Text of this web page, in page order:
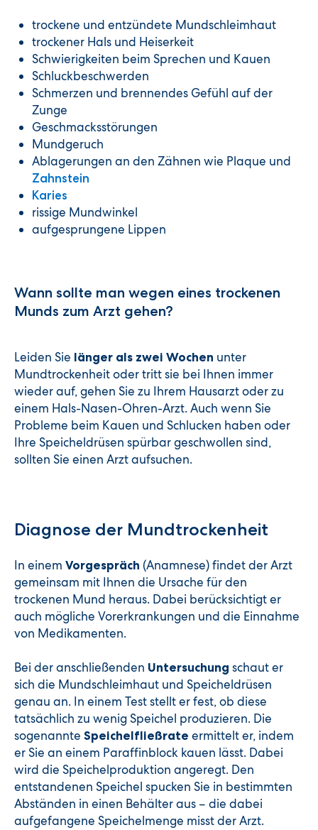
trockene und entzündete Mundschleimhaut
trockener Hals und Heiserkeit
Schwierigkeiten beim Sprechen und Kauen
Schluckbeschwerden
Schmerzen und brennendes Gefühl auf der
Zunge
Geschmacksstörungen
Mundgeruch
Ablagerungen an den Zähnen wie Plaque und
Zahnstein
Karies
rissige Mundwinkel
aufgesprungene Lippen
Wann sollte man wegen eines trockenen
Munds zum Arzt gehen?
Leiden Sie länger als zwei Wochen unter
Mundtrockenheit oder tritt sie bei Ihnen immer
wieder auf, gehen Sie zu Ihrem Hausarzt oder zu
einem Hals-Nasen-Ohren-Arzt. Auch wenn Sie
Probleme beim Kauen und Schlucken haben oder
Ihre Speicheldrüsen spürbar geschwollen sind,
sollten Sie einen Arzt aufsuchen.
Diagnose der Mundtrockenheit
In einem Vorgespräch (Anamnese) findet der Arzt
gemeinsam mit Ihnen die Ursache für den
trockenen Mund heraus. Dabei berücksichtigt er
auch mögliche Vorerkrankungen und die Einnahme
von Medikamenten.
Bei der anschließenden Untersuchung schaut er
sich die Mundschleimhaut und Speicheldrüsen
genau an. In einem Test stellt er fest, ob diese
tatsächlich zu wenig Speichel produzieren. Die
sogenannte Speichelfließrate ermittelt er, indem
er Sie an einem Paraffinblock kauen lässt. Dabei
wird die Speichelproduktion angeregt. Den
entstandenen Speichel spucken Sie in bestimmten
Abständen in einen Behälter aus – die dabei
aufgefangene Speichelmenge misst der Arzt.